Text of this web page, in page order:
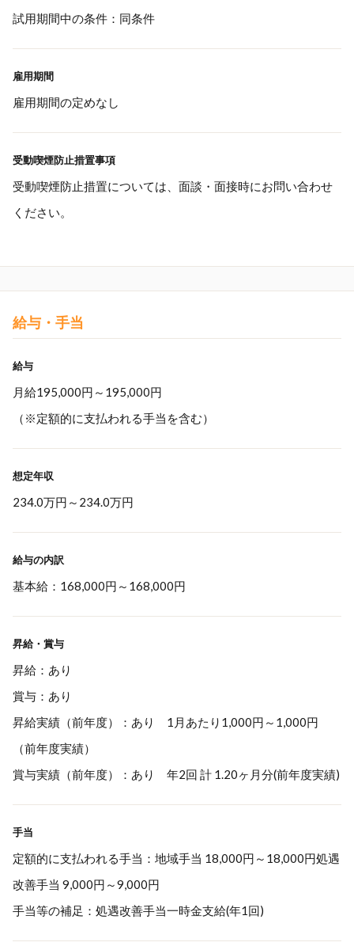
試用期間中の条件：同条件
雇用期間
雇用期間の定めなし
受動喫煙防止措置事項
受動喫煙防止措置については、面談・面接時にお問い合わせ
ください。
給与・手当
給与
月給195,000円～195,000円
（※定額的に支払われる手当を含む）
想定年収
234.0万円 ～ 234.0万円
給与の内訳
基本給：168,000円～168,000円
昇給・賞与
昇給：あり
賞与：あり
昇給実績（前年度）：あり 1月あたり1,000円～1,000円
（前年度実績）
賞与実績（前年度）：あり 年2回 計 1.20ヶ月分(前年度実績)
手当
定額的に支払われる手当：地域手当 18,000円～18,000円処遇
改善手当 9,000円～9,000円
手当等の補足：処遇改善手当一時金支給(年1回)